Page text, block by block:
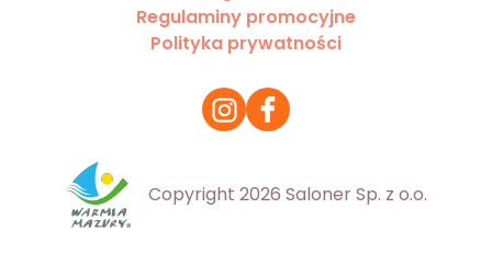
Regulaminy promocyjne
Polityka prywatności
Copyright 2026 Saloner Sp. z o.o.